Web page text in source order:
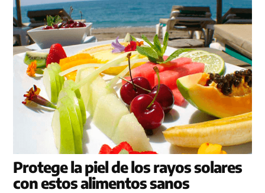
Protege la piel de los rayos solares
con estos alimentos sanos